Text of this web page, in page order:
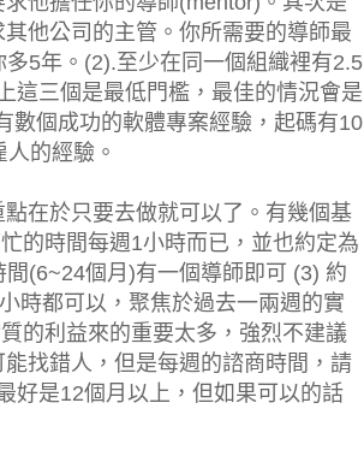
他公司的主管。你所需要的導師最
5年。(2).至少在同一個組織裡有2.5
這三個是最低門檻，最佳的情況會是
數個成功的軟體專案經驗，起碼有10
的經驗。
在於只要去做就可以了。有幾個基
的時間每週1小時而已，並也約定為
(6~24個月)有一個導師即可 (3) 約
時都可以，聚焦於過去一兩週的實
的利益來的重要太多，強烈不建議
找錯人，但是每週的諮商時間，請
好是12個月以上，但如果可以的話